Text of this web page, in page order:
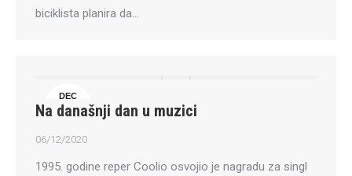
biciklista planira da…
DEC
6
Na današnji dan u muzici
06/12/2020
1995. godine reper Coolio osvojio je nagradu za singl